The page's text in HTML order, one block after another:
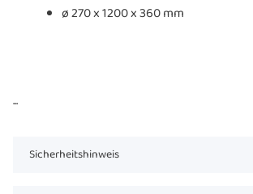
ø 270 x 1200 x 360 mm
...
Sicherheitshinweis